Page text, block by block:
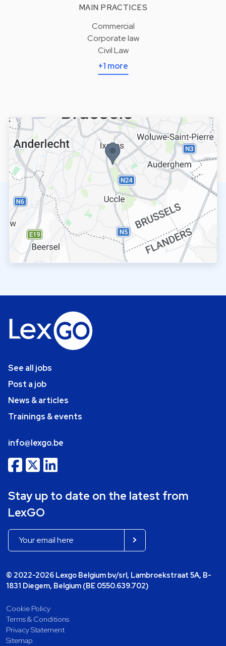
MAIN PRACTICES
Commercial
Corporate law
Civil Law
+1 more
See all jobs
Post a job
News & articles
Trainings & events
info@lexgo.be
Stay up to date on the latest from
LexGO
© 2022-2026 Lexgo Belgium bv/srl, Lambroekstraat 5A, B-
1831 Diegem, Belgium (BE 0550.639.702)
Cookie Policy
Terms & Conditions
Privacy Statement
Sitemap